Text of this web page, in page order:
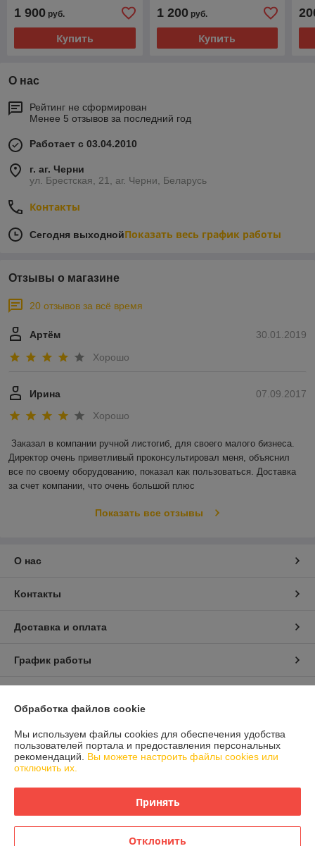
1 900 руб.
Купить
1 200руб.
Купить
О нас
Рейтинг не сформирован
Менее 5 отзывов за последний год
Работает с 03.04.2010
г. аг. Черни
ул. Брестская, 21, аг. Черни, Беларусь
Контакты
Сегодня выходнойПоказать весь график работы
Отзывы о магазине
20 отзывов за всё время
30.01.2019
Артём
Хорошо
07.09.2017
Ирина
Хорошо
Заказал в компании ручной листогиб, для своего малого бизнеса.
Директор очень приветливый проконсультировал меня, объяснил
все по своему оборудованию, показал как пользоваться. Доставка
за счет компании, что очень большой плюс
Показать все отзывы
О нас
Контакты
Доставка и оплата
График работы
Сайт создан на платформе Deal.by
Обработка файлов cookie
Мы используем файлы cookies для обеспечения удобства
пользователей портала и предоставления персональных
рекомендаций. Вы можете настроить файлы cookies или
отключить их.
Принять
Отклонить